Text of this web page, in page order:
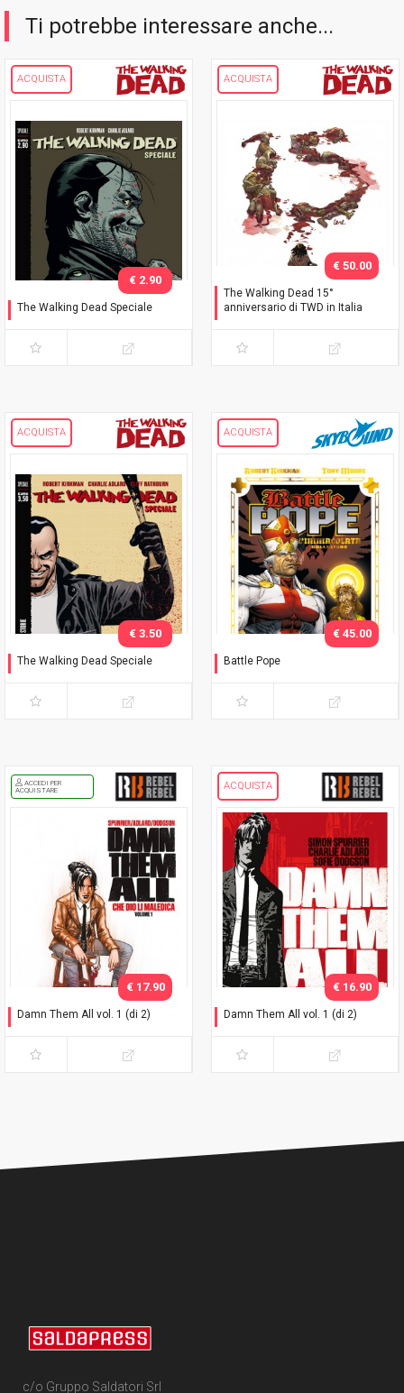
Ti potrebbe interessare anche...
ACQUISTA
The Walking Dead Speciale
€ 2.90
ACQUISTA
The Walking Dead 15°
anniversario di TWD in Italia
€ 50.00
ACQUISTA
The Walking Dead Speciale
€ 3.50
ACQUISTA
Battle Pope
€ 45.00
ACCEDI PER
ACQUISTARE
Damn Them All vol. 1 (di 2)
€ 17.90
ACQUISTA
Damn Them All vol. 1 (di 2)
€ 16.90
c/o Gruppo Saldatori Srl